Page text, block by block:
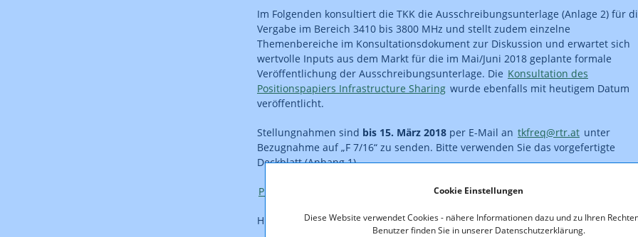
Cookie Einstellungen
Diese Website verwendet Cookies - nähere Informationen dazu und zu Ihren
Benutzer finden Sie in unserer Datenschutzerklärung.
Im Folgenden konsultiert die TKK die Ausschreibungsunterlage (Anlage 2) für
Vergabe im Bereich 3410 bis 3800 MHz und stellt zudem einzelne
Themenbereiche im Konsultationsdokument zur Diskussion und erwartet sich
wertvolle Inputs aus dem Markt für die im Mai/Juni 2018 geplante formale
Veröffentlichung der Ausschreibungsunterlage. Die Konsultation des
Positionspapiers Infrastructure Sharing wurde ebenfalls mit heutigem Datum
veröffentlicht.
Stellungnahmen sind bis 15. März 2018 per E-Mail an tkfreq@rtr.at unter
Bezugnahme auf „F 7/16“ zu senden. Bitte verwenden Sie das vorgefertigte
Deckblatt (Anhang 1).
Presseinformation vom 21. Februar 2018zum Start der Konsultation
Hier finden Sie dieStellungnahmen zur Konsultation.